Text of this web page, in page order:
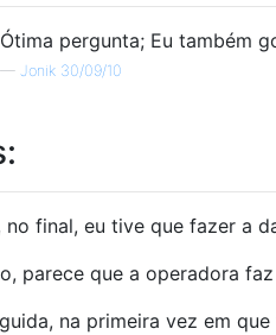
Ótima pergunta; Eu também
— Jonik 30/09/10
no final, eu tive que fazer a
parece que a operadora
na primeira vez em